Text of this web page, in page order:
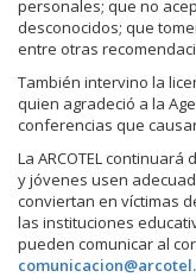
personales; que no
desconocidos; que
entre otras
También intervino la
quien agradeció a la
conferencias que
La ARCOTEL
y jóvenes usen
conviertan en víctimas
las instituciones
pueden comunicar al